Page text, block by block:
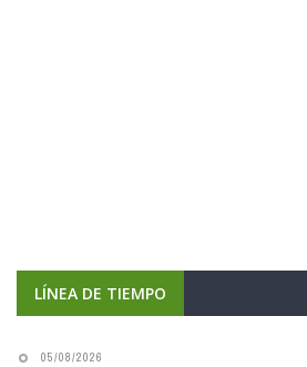
LÍNEA DE TIEMPO
05/08/2026